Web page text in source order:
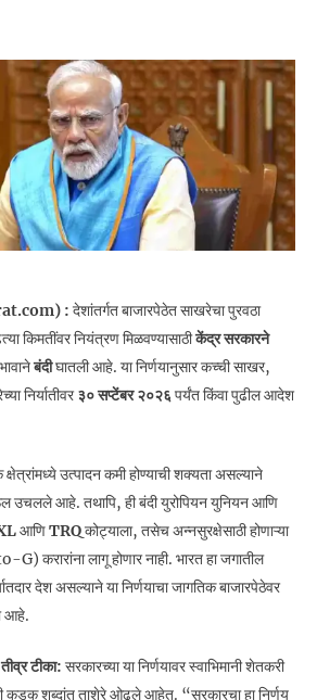
: देशांतर्गत बाजारपेठेत साखरेचा पुरवठा
किमतींवर नियंत्रण मिळवण्यासाठीकेंद्र सरकारने
बंदीघातली आहे. या निर्णयानुसार कच्ची साखर,
निर्यातीवर३० सप्टेंबर २०२६ पर्यंत किंवा पुढील आदेश
उत्पादन कमी होण्याची शक्यता असल्याने
उचलले आहे. तथापि, ही बंदी युरोपियन युनियन आणि
आणिTRQकोट्याला, तसेच अन्नसुरक्षेसाठी होणाऱ्या
करारांना लागू होणार नाही. भारत हा जगातील
देश असल्याने या निर्णयाचा जागतिक बाजारपेठेवर
आहे.
टीका: सरकारच्या या निर्णयावर स्वाभिमानी शेतकरी
कडक शब्दांत ताशेरे ओढले आहेत. “सरकारचा हा निर्णय